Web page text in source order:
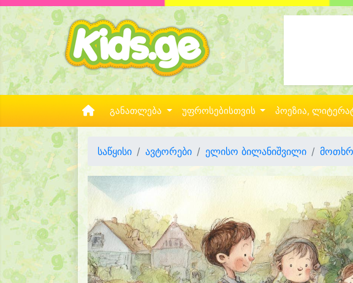
განათლება უფროსებისთვის პოეზია,
საწყისი ავტორები ელისო ბილანიშვილი